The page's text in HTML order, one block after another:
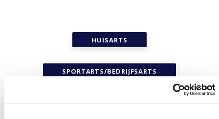
HUISARTS
SPORTARTS/BEDRIJFSARTS
MEDISCH SPECIALIST